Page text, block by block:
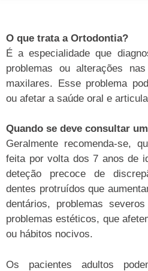
O que trata a Ortodontia?
É a especialidade que
problemas ou alterações
maxilares. Esse problema
ou afetar a saúde oral e
Quando se deve consultar
Geralmente recomenda-se,
feita por volta dos 7 anos de
deteção precoce de
dentes protruídos que
dentários, problemas
problemas estéticos, que
ou hábitos nocivos.
Os pacientes adultos